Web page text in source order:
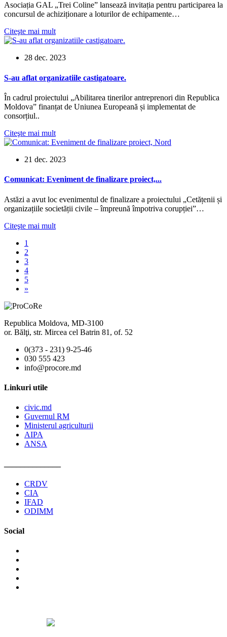
Asociația GAL „Trei Coline” lansează invitația pentru participarea la
concursul de achiziționare a loturilor de echipamente…
Citeşte mai mult
28 dec. 2023
S-au aflat organizatiile castigatoare.
În cadrul proiectului „Abilitarea tinerilor antreprenori din Republica
Moldova” finanțat de Uniunea Europeană și implementat de
consorțiul..
Citeşte mai mult
21 dec. 2023
Comunicat: Eveniment de finalizare proiect,...
Astăzi a avut loc evenimentul de finalizare a proiectului „Cetățenii și
organizațiile societății civile – împreună împotriva corupției”…
Citeşte mai mult
1
2
3
4
5
»
Republica Moldova, MD-3100
or. Bălţi, str. Mircea cel Batrin 81, of. 52
0(373 - 231) 9-25-46
030 555 423
info@procore.md
Linkuri utile
civic.md
Guvernul RM
Ministerul agriculturii
AIPA
ANSA
CRDV
CIA
IFAD
ODIMM
Social